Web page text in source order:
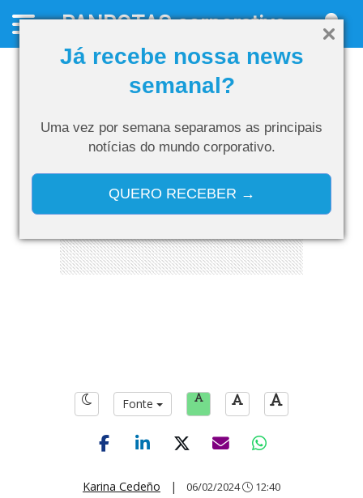
Já recebe nossa news
semanal?
Uma vez por semana separamos as principais
notícias do mundo corporativo.
QUERO RECEBER →
PANROTAScorporativo
Fonte
Karina Cedeño | 06/02/2024 12:40